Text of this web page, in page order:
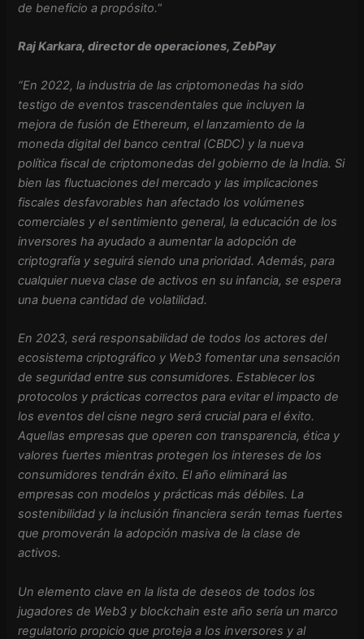
de beneficio a propósito.“
Raj Karkara, director de operaciones, ZebPay
“En 2022, la industria de las criptomonedas ha sido
testigo de eventos trascendentales que incluyen la
mejora de fusión de Ethereum, el lanzamiento de la
moneda digital del banco central (CBDC) y la nueva
política fiscal de criptomonedas del gobierno de la India. Si
bien las fluctuaciones del mercado y las implicaciones
fiscales desfavorables han afectado los volúmenes
comerciales y el sentimiento general, la educación de los
inversores ha ayudado a aumentar la adopción de
criptografía y seguirá siendo una prioridad. Además, para
cualquier nueva clase de activos en su infancia, se espera
una buena cantidad de volatilidad.
En 2023, será responsabilidad de todos los actores del
ecosistema criptográfico y Web3 fomentar una sensación
de seguridad entre sus consumidores. Establecer los
protocolos y prácticas correctos para evitar el impacto de
los eventos del cisne negro será crucial para el éxito.
Aquellas empresas que operen con transparencia, ética y
valores fuertes mientras protegen los intereses de los
consumidores tendrán éxito. El año eliminará las
empresas con modelos y prácticas más débiles. La
sostenibilidad y la inclusión financiera serán temas fuertes
que promoverán la adopción masiva de la clase de
activos.
Un elemento clave en la lista de deseos de todos los
jugadores de Web3 y blockchain este año sería un marco
regulatorio propicio que proteja a los inversores y al